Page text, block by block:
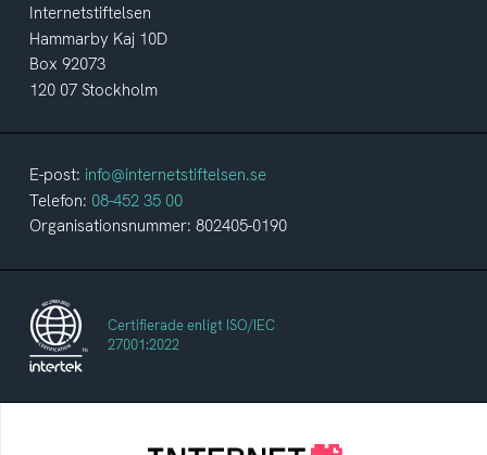
Internetstiftelsen
Hammarby Kaj 10D
Box 92073
120 07 Stockholm
E-post: info@internetstiftelsen.se
Telefon: 08-452 35 00
Organisationsnummer: 802405-0190
Certifierade enligt ISO/IEC
27001:2022